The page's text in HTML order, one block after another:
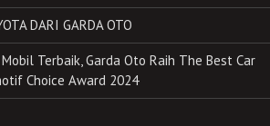
DARI GARDA OTO
Terbaik, Garda Oto Raih The Best Car
Choice Award 2024